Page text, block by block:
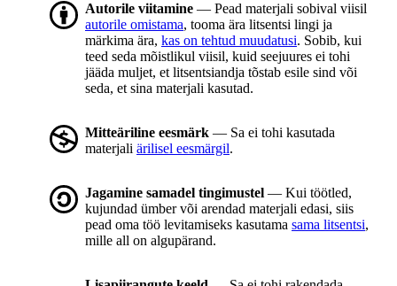
Autorile viitamine — Pead materjali sobival viisil
autorile omistama, tooma ära litsentsi lingi ja
märkima ära, kas on tehtud muudatusi. Sobib, kui
teed seda mõistlikul viisil, kuid seejuures ei tohi
jääda muljet, et litsentsiandja tõstab esile sind või
seda, et sina materjali kasutad.
Mitteäriline eesmärk — Sa ei tohi kasutada
materjali ärilisel eesmärgil.
Jagamine samadel tingimustel — Kui töötled,
kujundad ümber või arendad materjali edasi, siis
pead oma töö levitamiseks kasutama sama litsentsi,
mille all on algupärand.